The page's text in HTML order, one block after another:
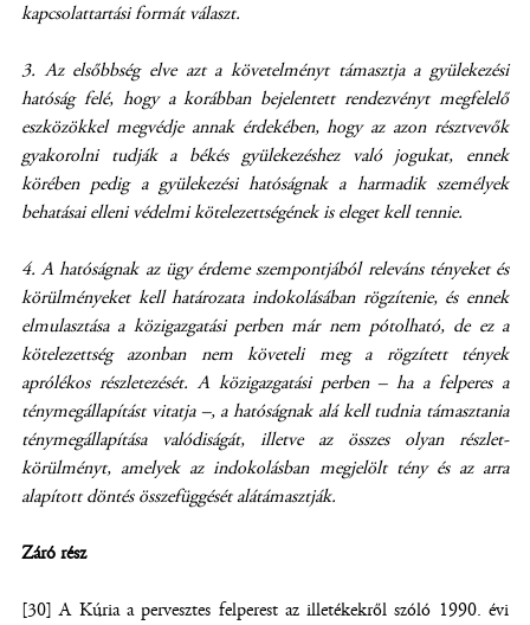
kapcsolattartási formát választ.
3. Az elsőbbség elve azt a követelményt támasztja a gyülekezési
hatóság felé, hogy a korábban bejelentett rendezvényt megfelelő
eszközökkel megvédje annak érdekében, hogy az azon résztvevők
gyakorolni tudják a békés gyülekezéshez való jogukat, ennek
körében pedig a gyülekezési hatóságnak a harmadik személyek
behatásai elleni védelmi kötelezettségének is eleget kell tennie.
4. A hatóságnak az ügy érdeme szempontjából releváns tényeket és
körülményeket kell határozata indokolásában rögzítenie, és ennek
elmulasztása a közigazgatási perben már nem pótolható, de ez a
kötelezettség azonban nem követeli meg a rögzített tények
aprólékos részletezését. A közigazgatási perben – ha a felperes a
ténymegállapítást vitatja –, a hatóságnak alá kell tudnia támasztania
ténymegállapítása valódiságát, illetve az összes olyan részlet-
körülményt, amelyek az indokolásban megjelölt tény és az arra
alapított döntés összefüggését alátámasztják.
Záró rész
[30] A Kúria a pervesztes felperest az illetékekről szóló 1990. évi